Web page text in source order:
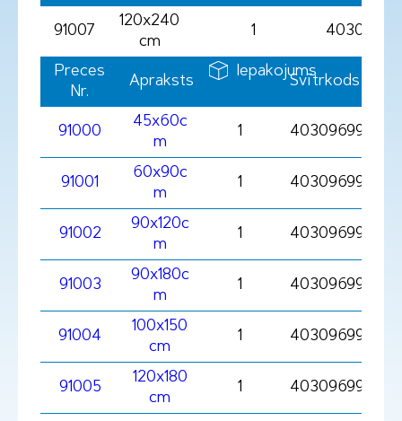
91007
120x240
cm
1
Preces
Nr.
Apraksts
Iepakojums
Svītrkods
91000
45x60c
m
1
91001
60x90c
m
1 4030969910016
91002
90x120c
m
1
91003
90x180c
m
1
91004
100x150
cm
1
91005
120x180
cm
1